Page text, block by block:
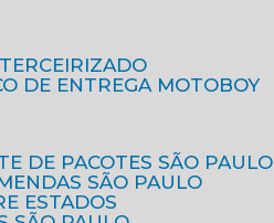
DE ENTREGA MOTOBOY
DE PACOTES SÃO PAULO
SÃO PAULO
ESTADOS